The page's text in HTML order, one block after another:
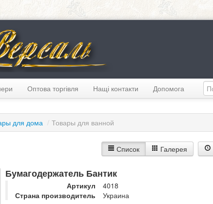
Оптова торгівля Нащі контакти Допомога
для дома / Товары для ванной
Список Галерея
Бумагодержатель Бантик
Артикул
4018
Страна производитель
Украина